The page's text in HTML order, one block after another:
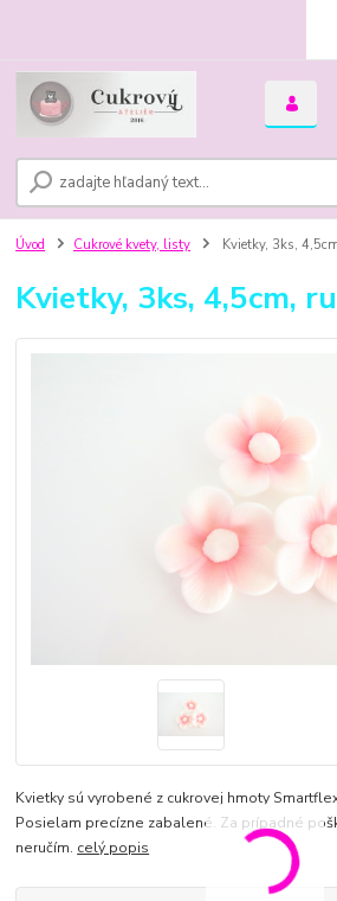
Úvod Cukrové kvety, listy Kvietky, 3ks,
Kvietky, 3ks, 4,5cm,
Kvietky sú vyrobené z cukrovej hmoty
Posielam precízne zabalené. Za prípadné
neručím. celý popis